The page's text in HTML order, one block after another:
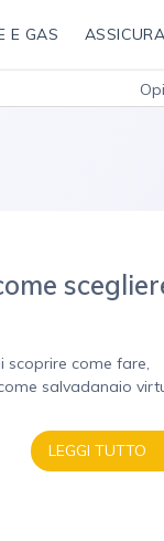
E GAS
scoprire come fare,
salvadanaio
LEGGI TUTTO